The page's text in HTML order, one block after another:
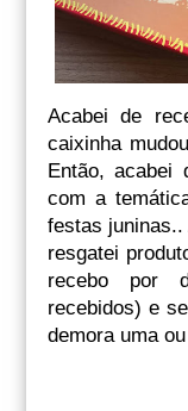
Acabei de
caixinha
Então, acabei
com a
festas
resgatei
recebo por
recebidos) e
demora uma